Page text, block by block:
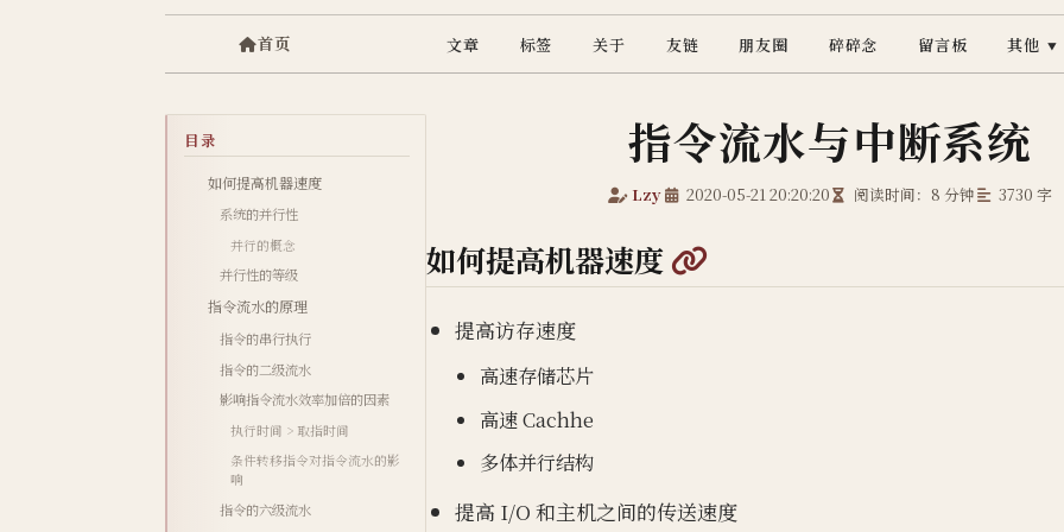
首页 文章 标签 关于 友链 朋友圈 碎碎念 留言板 其他 ▼
目录
如何提高机器速度
系统的并行性
并行的概念
并行性的等级
指令流水的原理
指令的串行执行
指令的二级流水
影响指令流水效率加倍的因素
执行时间 > 取指时间
条件转移指令对指令流水的影
响
指令的六级流水
指令流水与中断系统
Lzy 2020-05-21 20:20:20 阅读时间：8 分钟 3730 字
如何提高机器速度
提高访存速度
高速存储芯片
高速 Cachhe
多体并行结构
提高 I/O 和主机之间的传送速度